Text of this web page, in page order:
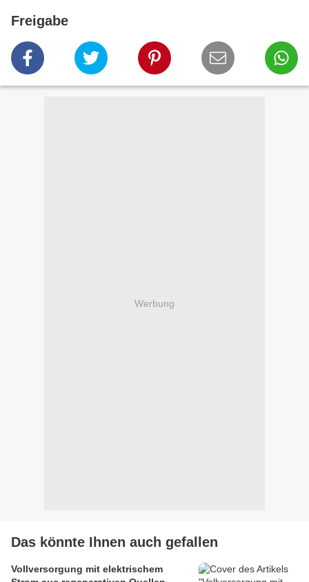
Freigabe
Werbung
Das könnte Ihnen auch gefallen
Vollversorgung mit elektrischem